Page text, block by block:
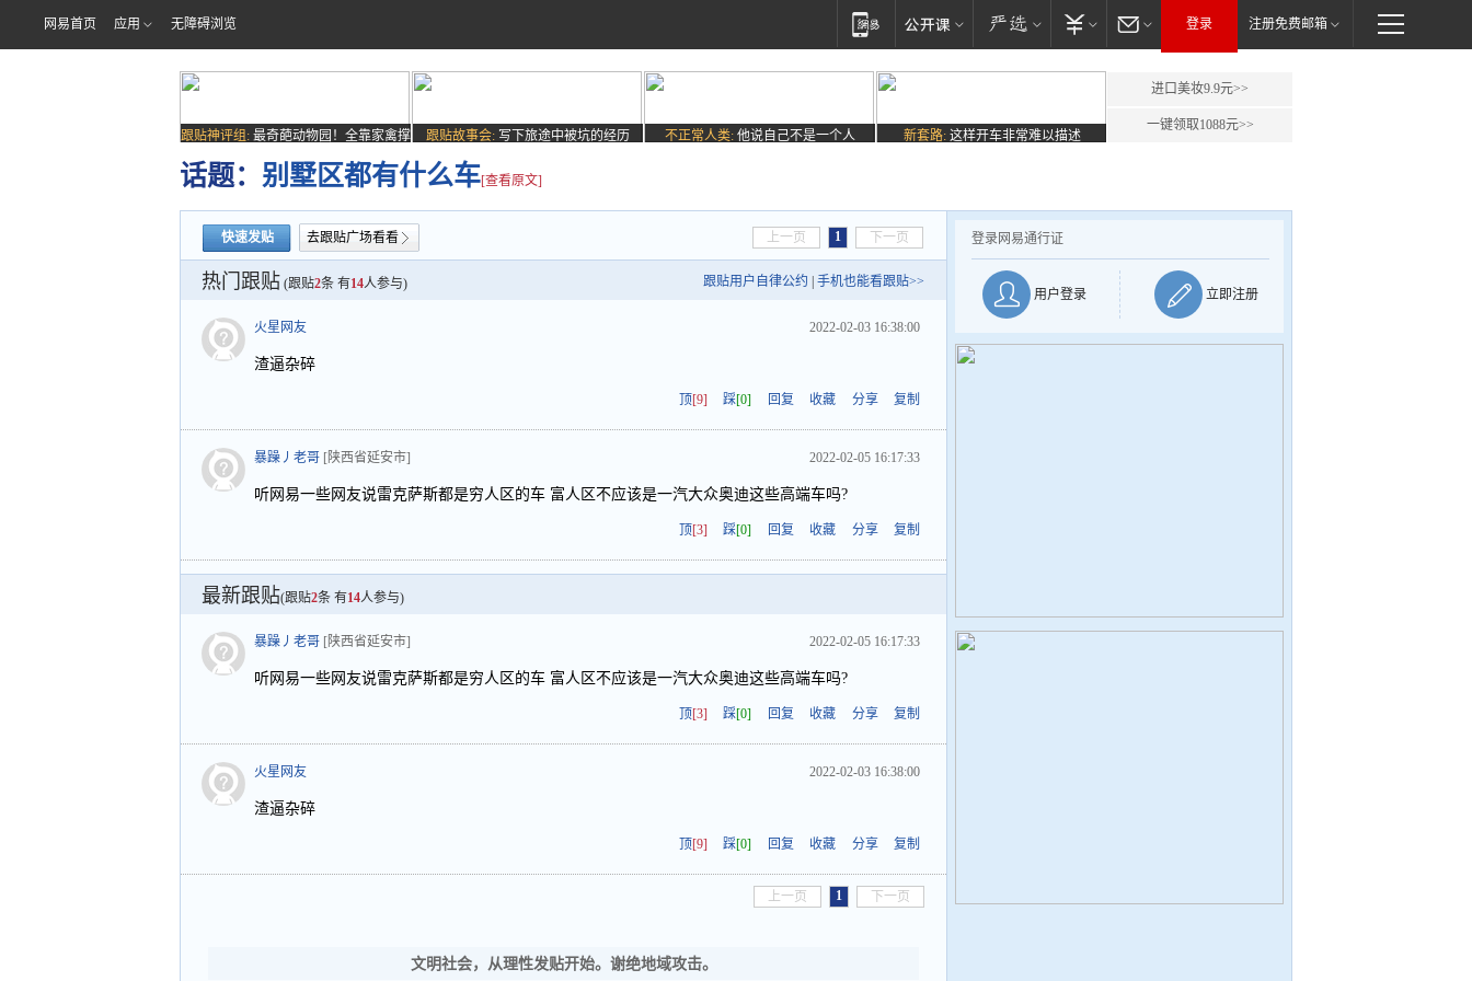
网易首页 应用 无障碍浏览 登录 注册免费邮箱
跟贴神评组: 最奇葩动物园！全靠家禽撑
场子
跟贴故事会: 写下旅途中被坑的经历 不正常人类: 他说自己不是一个人 新套路: 这样开车非常难以描述
进口美妆9.9元>>
一键领取1088元>>
话题： 别墅区都有什么车[查看原文]
快速发贴 去跟贴广场看看 上一页 1 下一页
热门跟贴 (跟贴2条 有14人参与) 跟贴用户自律公约 手机也能看跟贴>>
火星网友 2022-02-03 16:38:00
渣逼杂碎
顶[9] 踩[0] 回复 收藏 分享 复制
暴躁丿老哥 [陕西省延安市] 2022-02-05 16:17:33
听网易一些网友说雷克萨斯都是穷人区的车 富人区不应该是一汽大众奥迪这些高端车吗?
顶[3] 踩[0] 回复 收藏 分享 复制
最新跟贴(跟贴2条 有14人参与)
暴躁丿老哥 [陕西省延安市] 2022-02-05 16:17:33
听网易一些网友说雷克萨斯都是穷人区的车 富人区不应该是一汽大众奥迪这些高端车吗?
顶[3] 踩[0] 回复 收藏 分享 复制
火星网友 2022-02-03 16:38:00
渣逼杂碎
顶[9] 踩[0] 回复 收藏 分享 复制
上一页 1 下一页
文明社会，从理性发贴开始。谢绝地域攻击。
登录网易通行证
用户登录 立即注册